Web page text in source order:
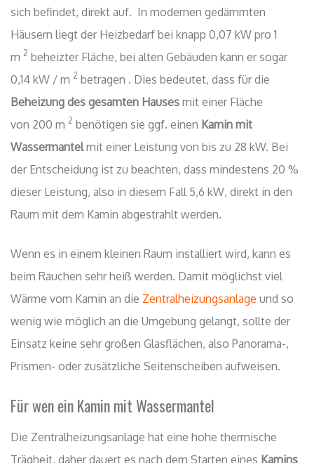
sich befindet, direkt auf. In modernen gedämmten
Häusern liegt der Heizbedarf bei knapp 0,07 kW pro 1
m 2 beheizter Fläche, bei alten Gebäuden kann er sogar
0,14 kW / m 2 betragen . Dies bedeutet, dass für die
Beheizung des gesamten Hauses mit einer Fläche
von 200 m 2 benötigen sie ggf. einen Kamin mit
Wassermantelmit einer Leistung von bis zu 28 kW. Bei
der Entscheidung ist zu beachten, dass mindestens 20 %
dieser Leistung, also in diesem Fall 5,6 kW, direkt in den
Raum mit dem Kamin abgestrahlt werden.
Wenn es in einem kleinen Raum installiert wird, kann es
beim Rauchen sehr heiß werden. Damit möglichst viel
Wärme vom Kamin an die Zentralheizungsanlage und so
wenig wie möglich an die Umgebung gelangt, sollte der
Einsatz keine sehr großen Glasflächen, also Panorama-,
Prismen- oder zusätzliche Seitenscheiben aufweisen.
Für wen ein Kamin mit Wassermantel
Die Zentralheizungsanlage hat eine hohe thermische
Trägheit, daher dauert es nach dem Starten eines Kamins